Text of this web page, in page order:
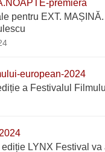
pentru EXT.
a Festivalul
LYNX Festival va